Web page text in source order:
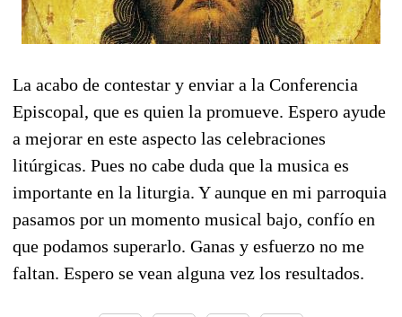
La acabo de contestar y enviar a la Conferencia
Episcopal, que es quien la promueve. Espero ayude
a mejorar en este aspecto las celebraciones
litúrgicas. Pues no cabe duda que la musica es
importante en la liturgia. Y aunque en mi parroquia
pasamos por un momento musical bajo, confío en
que podamos superarlo. Ganas y esfuerzo no me
faltan. Espero se vean alguna vez los resultados.